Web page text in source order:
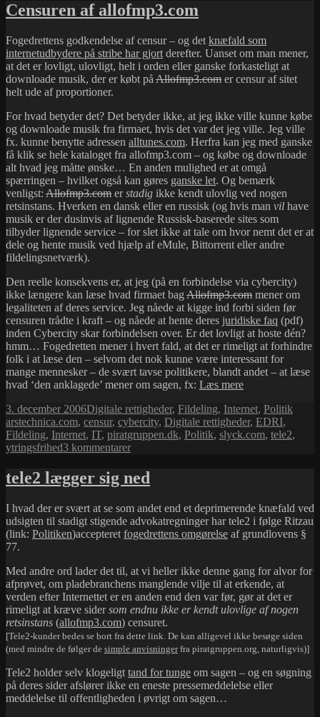
Censuren af allofmp3.com
Fogedrettens godkendelse af censur – og det knæfald som
internetudbydere på stribe har gjort derefter. Uanset om man mener,
at det er lovligt, ulovligt, helt i orden eller ganske forkasteligt at
downloade musik, der er købt på Allofmp3.com er censur af sitet
helt ude af proportioner.
For hvad betyder det? Det betyder ikke, at jeg ikke ville kunne købe
og downloade musik fra firmaet, hvis det var det jeg ville. Jeg ville
fx. kunne benytte adressen alltunes.com. Herfra kan jeg med ganske
få klik se hele kataloget fra allofmp3.com – og købe og downloade
alt hvad jeg måtte ønske… En anden mulighed er at omgå
spærringen – hvilket også kan gøres ganske let. Og bemærk
venligst: Allofmp3.com erstadig ikke kendt ulovlig ved nogen
retsinstans. Hverken en dansk eller en russisk (og hvis man vil have
musik er der dusinvis af lignende Russisk-baserede sites som
tilbyder lignende service – for slet ikke at tale om hvor nemt det er at
dele og hente musik ved hjælp af eMule, Bittorrent eller andre
fildelingsnetværk).
Den reelle konsekvens er, at jeg (på en forbindelse via cybercity)
ikke længere kan læse hvad firmaet bag Allofmp3.com mener om
legaliteten af deres service. Jeg nåede at kigge ind forbi siden før
censuren trådte i kraft – og nåede at hente deres juridiske faq (pdf)
inden Cybercity skar forbindelsen over. Er det lovligt at hoste dén?
hmm… Fogedretten mener i hvert fald, at det er rimeligt at forhindre
folk i at læse den – selvom det nok kunne være interessant for
mange mennesker – de svært tavse politikere, blandt andet – at læse
hvad ‘den anklagede’ mener om sagen, fx: Læs mereCensuren
allofmp3.com
Udgivet
i
3. december 2006Kategorier
Digitale rettigheder, Fildeling, Internet, Politik
arstechnica.com, censur, cybercity, Digitale rettigheder, EDRI,
Fildeling, Internet, IT, piratgruppen.dk, Politik, slyck.com, tele2,
ytringsfrihed3 kommentarertil
allofmp3.com
tele2 lægger sig ned
I hvad der er svært at se som andet end et deprimerende knæfald ved
udsigten til stadigt stigende advokatregninger har tele2 i følge Ritzau
(link: Politiken)accepteret fogedrettens omgørelse af grundlovens §
77.
Med andre ord lader det til, at vi heller ikke denne gang for alvor for
afprøvet, om pladebranchens manglende vilje til at erkende, at
verden efter Internettet er en anden end den var før, gør at det er
rimeligt at kræve sidersom endnu ikke er kendt ulovlige af nogen
retsinstans (allofmp3.com) censuret.
[Tele2-kunder bedes se bort fra dette link. De kan alligevel ikke besøge siden
(med mindre de følger de simple anvisningerfra piratgruppen.org, naturligvis)]
Tele2 holder selv klogeligt tand for tunge om sagen – og en søgning
på deres sider afslører ikke en eneste pressemeddelelse eller
meddelelse til offentligheden i øvrigt om sagen…